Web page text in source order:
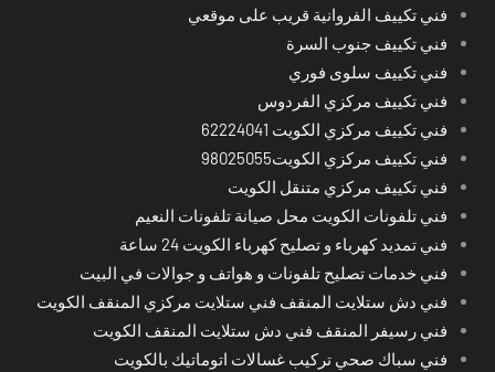
فني تكييف الفروانية قريب على موقعي
فني تكييف جنوب السرة
فني تكييف سلوى فوري
فني تكييف مركزي الفردوس
فني تكييف مركزي الكويت 62224041
فني تكييف مركزي الكويت98025055
فني تكييف مركزي متنقل الكويت
فني تلفونات الكويت محل صيانة تلفونات النعيم
فني تمديد كهرباء و تصليح كهرباء الكويت 24 ساعة
فني خدمات تصليح تلفونات و هواتف و جوالات في البيت
فني دش ستلايت المنقف فني ستلايت مركزي المنقف الكويت
فني رسيفر المنقف فني دش ستلايت المنقف الكويت
فني سباك صحي تركيب غسالات اتوماتيك بالكويت